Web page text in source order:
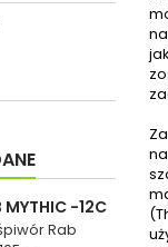
MYTHIC -12C
Rab